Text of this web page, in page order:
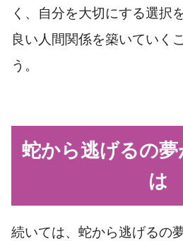
く、自分を大切にする選択
良い人間関係を築いていく
う。
蛇から逃げるの夢
は
続いては、蛇から逃げるの